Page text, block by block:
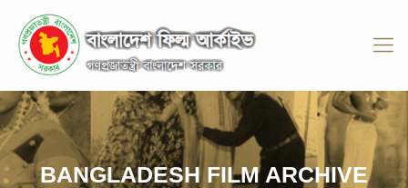
BANGLADESH FILM ARCHIVE